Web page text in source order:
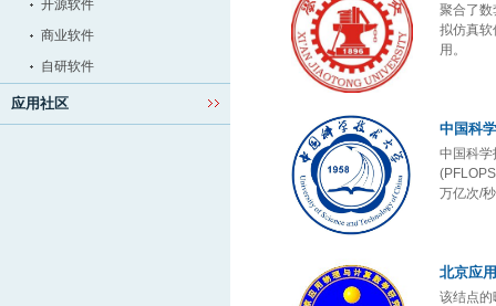
开源软件
商业软件
自研软件
应用社区
聚合了
拟仿真软
用。
中国科
中国科
万亿次/
北京应
该结点